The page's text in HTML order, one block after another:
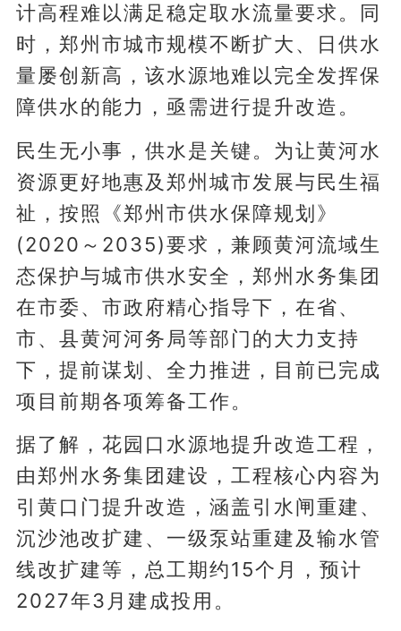
计高程难以满足稳定取水流量要求。同
时，郑州市城市规模不断扩大、日供水
量屡创新高，该水源地难以完全发挥保
障供水的能力，亟需进行提升改造。
民生无小事，供水是关键。为让黄河水
资源更好地惠及郑州城市发展与民生福
祉，按照《郑州市供水保障规划》
(2020～2035)要求，兼顾黄河流域生
态保护与城市供水安全，郑州水务集团
在市委、市政府精心指导下，在省、
市、县黄河河务局等部门的大力支持
下，提前谋划、全力推进，目前已完成
项目前期各项筹备工作。
据了解，花园口水源地提升改造工程，
由郑州水务集团建设，工程核心内容为
引黄口门提升改造，涵盖引水闸重建、
沉沙池改扩建、一级泵站重建及输水管
线改扩建等，总工期约15个月，预计
2027年3月建成投用。